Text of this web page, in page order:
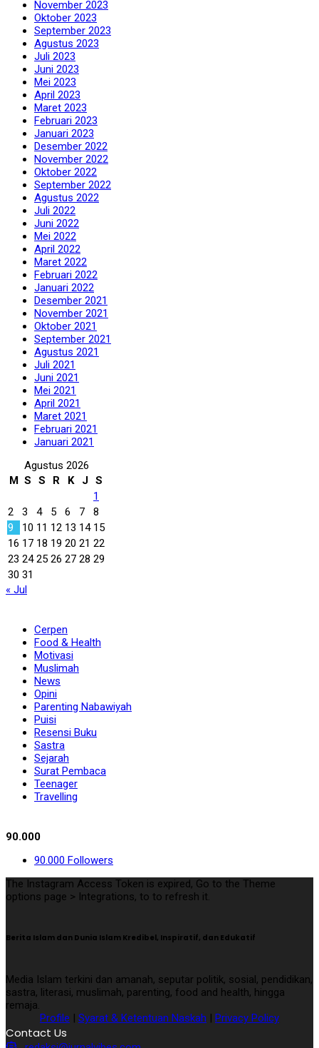
November 2023
Oktober 2023
September 2023
Agustus 2023
Juli 2023
Juni 2023
Mei 2023
April 2023
Maret 2023
Februari 2023
Januari 2023
Desember 2022
November 2022
Oktober 2022
September 2022
Agustus 2022
Juli 2022
Juni 2022
Mei 2022
April 2022
Maret 2022
Februari 2022
Januari 2022
Desember 2021
November 2021
Oktober 2021
September 2021
Agustus 2021
Juli 2021
Juni 2021
Mei 2021
April 2021
Maret 2021
Februari 2021
Januari 2021
Agustus 2026
M S S R K J S
1
2
3 4 5 6 7
8
9
10 11 12 13 14 15
16 17 18 19 20 21 22
23 24 25 26 27 28 29
30 31
« Jul
Cerpen
Food & Health
Motivasi
Muslimah
News
Opini
Parenting Nabawiyah
Puisi
Resensi Buku
Sastra
Sejarah
Surat Pembaca
Teenager
Travelling
90.000
90.000 Followers
The Instagram Access Token is expired, Go to the Theme
options page > Integrations, to to refresh it.
Berita Islam dan Dunia Islam Kredibel, Inspiratif, dan Edukatif
Media Islam terkini dan amanah, seputar politik, sosial, pendidikan,
sastra, literasi, muslimah, parenting, food and health, hingga
remaja.
Profile
Syarat & Ketentuan Naskah Privacy Policy
Contact Us